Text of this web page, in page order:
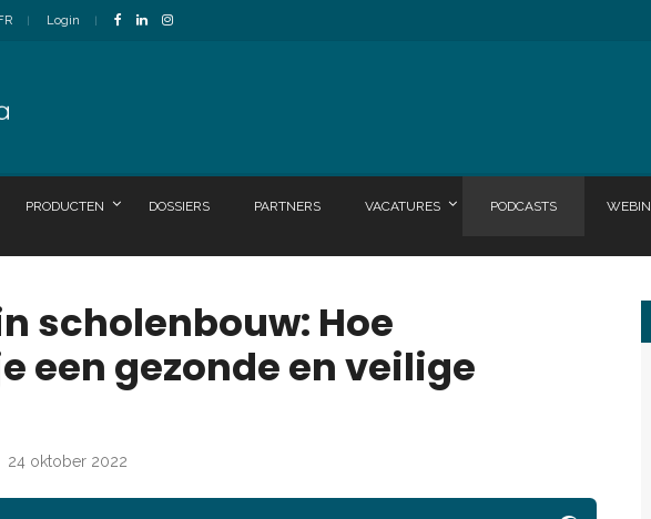
Login
PRODUCTEN DOSSIERS PARTNERS VACATURES PODCASTS
scholenbouw: Hoe
een gezonde en veilige
24 oktober 2022